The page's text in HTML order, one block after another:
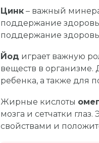
Цинк – важный
поддержание
поддержание
Йод играет важную
веществ в организме.
ребенка, а также для
Жирные кислоты
мозга и сетчатки
свойствами и